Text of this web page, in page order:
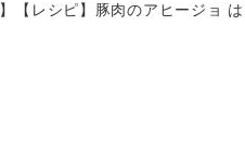
】 【レシピ】豚肉のアヒージョ は